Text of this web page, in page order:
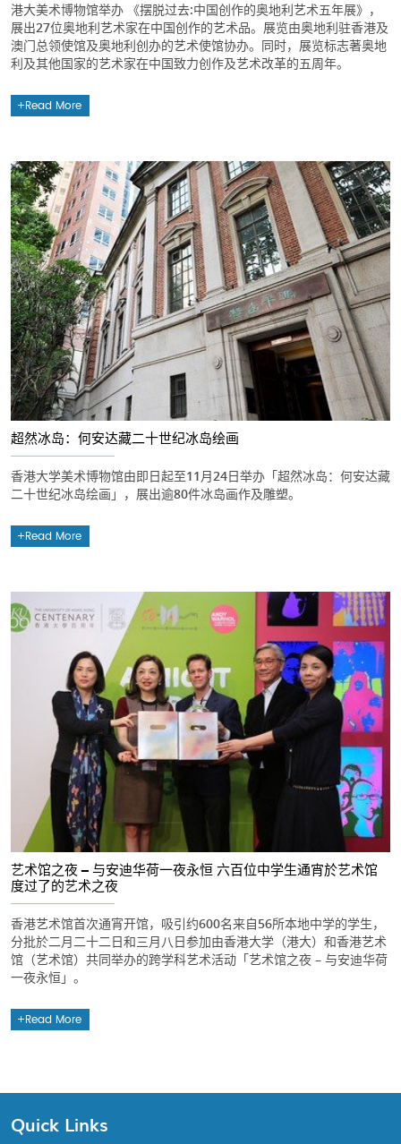
港大美术博物馆举办 《摆脱过去:中国创作的奥地利艺术五年展》，
展出27位奥地利艺术家在中国创作的艺术品。展览由奥地利驻香港及
澳门总领使馆及奥地利创办的艺术使馆协办。同时，展览标志著奥地
利及其他国家的艺术家在中国致力创作及艺术改革的五周年。
Read More
超然冰岛：何安达藏二十世纪冰岛绘画
香港大学美术博物馆由即日起至11月24日举办「超然冰岛：何安达藏
二十世纪冰岛绘画」，展出逾80件冰岛画作及雕塑。
Read More
艺术馆之夜 – 与安迪华荷一夜永恒 六百位中学生通宵於艺术馆
度过了的艺术之夜
香港艺术馆首次通宵开馆，吸引约600名来自56所本地中学的学生，
分批於二月二十二日和三月八日参加由香港大学（港大）和香港艺术
馆（艺术馆）共同举办的跨学科艺术活动「艺术馆之夜 – 与安迪华荷
一夜永恒」。
Read More
Quick Links